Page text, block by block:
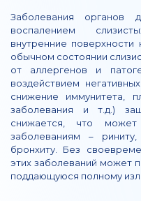
Заболевания органов
воспалением
внутренние поверхности
обычном состоянии
от аллергенов и
воздействием
снижение иммунитета,
заболевания и т.д.)
снижается, что может
заболеваниям – риниту,
бронхиту. Без
этих заболеваний может
поддающуюся полному